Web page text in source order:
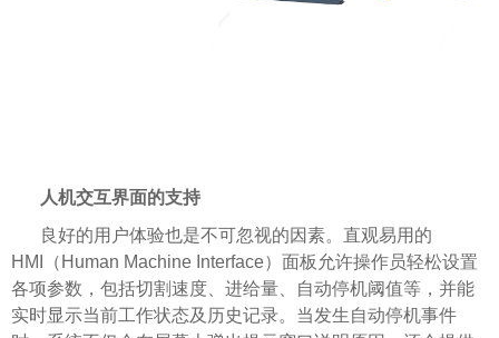
人机交互界面的支持
良好的用户体验也是不可忽视的因素。直观易用的
HMI（Human Machine Interface）面板允许操作员轻松设置
各项参数，包括切割速度、进给量、自动停机阈值等，并能
实时显示当前工作状态及历史记录。当发生自动停机事件